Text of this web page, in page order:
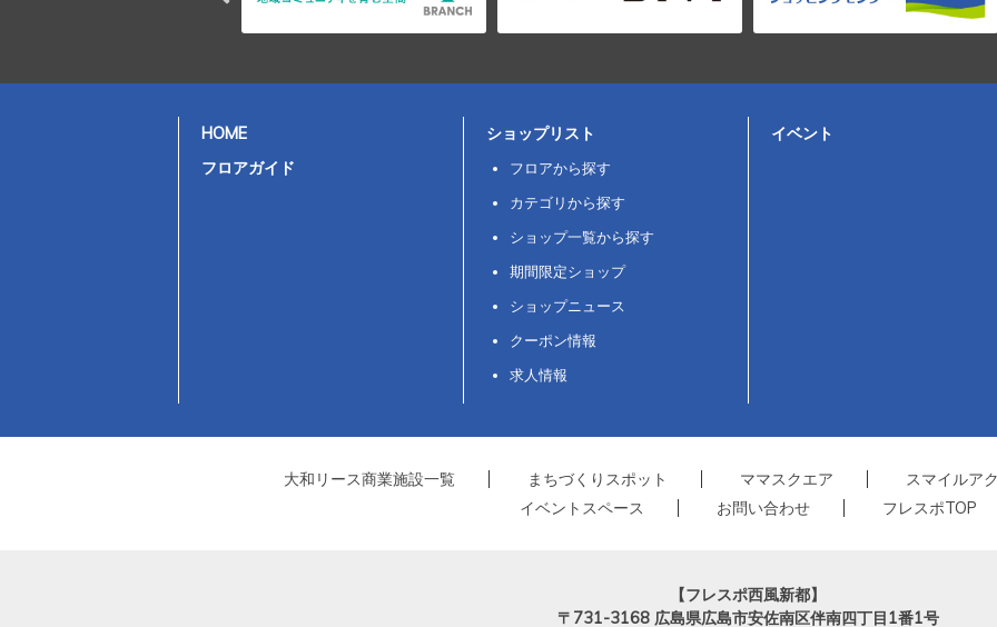
HOME
フロアガイド
ショップリスト
フロアから探す
カテゴリから探す
ショップ一覧から探す
期間限定ショップ
ショップニュース
クーポン情報
求人情報
イベント
大和リース商業施設一覧 まちづくりスポット ママスクエア
スマイルア
イベントスペース
お問い合わせ フレスポTOP
【フレスポ西風新都】
〒731-3168 広島県広島市安佐南区伴南四丁目1番1号